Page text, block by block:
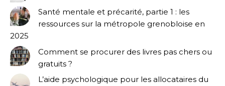
Santé mentale et précarité, partie 1 : les
ressources sur la métropole grenobloise en
2025
Comment se procurer des livres pas chers ou
gratuits ?
L’aide psychologique pour les allocataires du